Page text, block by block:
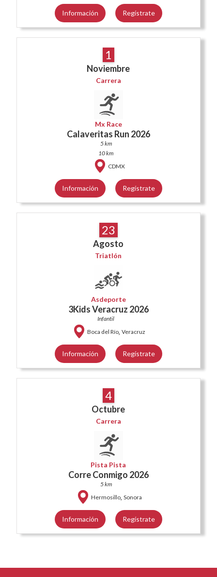
Información Regístrate
1
Noviembre
Carrera
Mx Race
Calaveritas Run 2026
5 km
10 km
CDMX
Información Regístrate
23
Agosto
Triatlón
Asdeporte
3Kids Veracruz 2026
Infantil
Boca del Río, Veracruz
Información Regístrate
4
Octubre
Carrera
Pista Pista
Corre Conmigo 2026
5 km
Hermosillo, Sonora
Información Regístrate